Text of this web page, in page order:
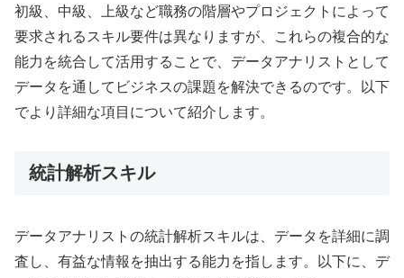
初級、中級、上級など職務の階層やプロジェクトによって
要求されるスキル要件は異なりますが、これらの複合的な
能力を統合して活用することで、データアナリストとして
データを通してビジネスの課題を解決できるのです。以下
でより詳細な項目について紹介します。
統計解析スキル
データアナリストの統計解析スキルは、データを詳細に調
査し、有益な情報を抽出する能力を指します。以下に、デ